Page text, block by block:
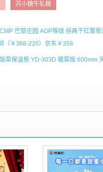
苏小糖牛轧糖
巴黎庄园 AOP等级 经典干红葡
（￥368-220）京东￥358
菜保温板 YD-303D 暖菜板 600mm